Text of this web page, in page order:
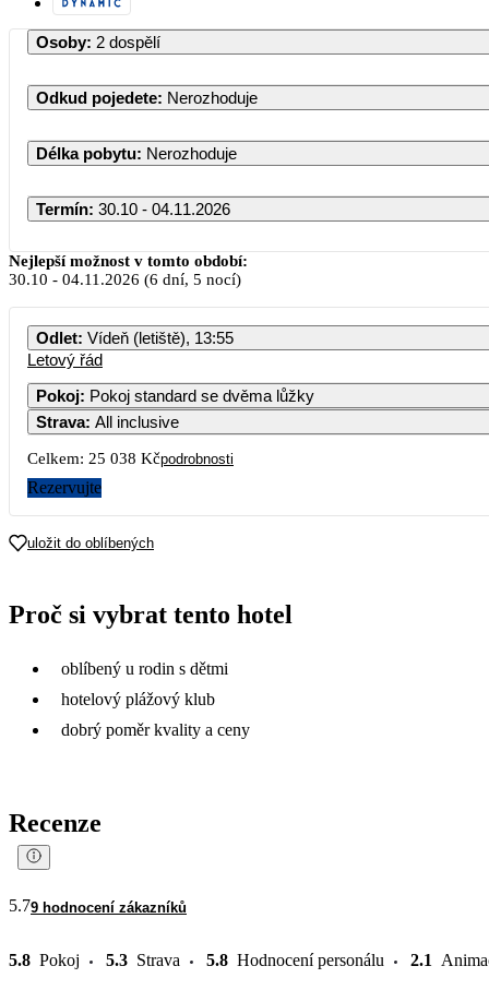
Osoby: 2 dospělí
Odkud pojedete: Nerozhoduje
Délka pobytu: Nerozhoduje
Termín: 30.10 - 04.11.2026
Říjen 2026
PO ÚT ST ČT PÁ
16 889 16 889
19 789 16 089
Nejlepší možnost v tomto období:
30.10 - 04.11.2026 (6 dní, 5 nocí)
Odlet: Vídeň (letiště), 13:55
Letový řád
Pokoj: Pokoj standard se dvěma lůžky
Strava: All inclusive
Celkem: 25 038 Kčpodrobnosti
Rezervujte
uložit do oblíbených
Proč si vybrat tento hotel
oblíbený u rodin s dětmi
hotelový plážový klub
dobrý poměr kvality a ceny
Recenze
5.79 hodnocení zákazníků
5.8 Pokoj 5.3 Strava 5.8 Hodnocení personálu 2.1